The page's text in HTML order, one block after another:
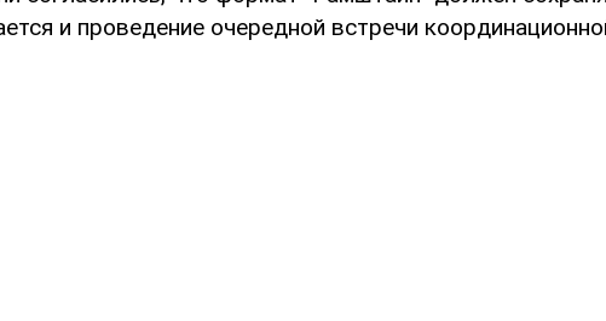
и проведение очередной встречи